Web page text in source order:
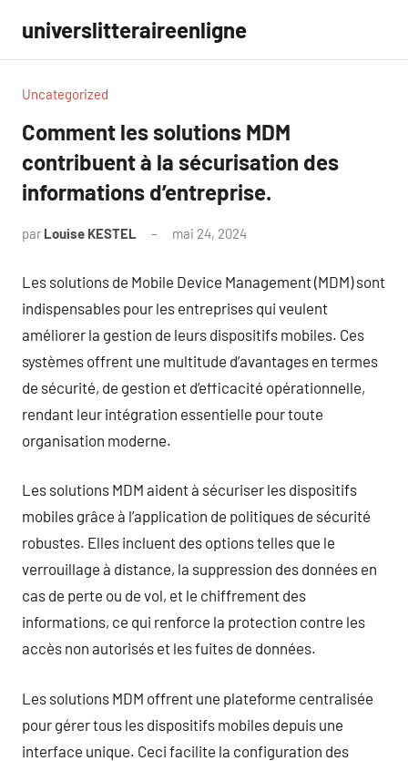
contenu
universlitteraireenligne
Uncategorized
Comment les solutions MDM
contribuent à la sécurisation des
informations d’entreprise.
par Louise KESTEL mai 24, 2024
Les solutions de Mobile Device Management (MDM) sont
indispensables pour les entreprises qui veulent
améliorer la gestion de leurs dispositifs mobiles. Ces
systèmes offrent une multitude d’avantages en termes
de sécurité, de gestion et d’efficacité opérationnelle,
rendant leur intégration essentielle pour toute
organisation moderne.
Les solutions MDM aident à sécuriser les dispositifs
mobiles grâce à l’application de politiques de sécurité
robustes. Elles incluent des options telles que le
verrouillage à distance, la suppression des données en
cas de perte ou de vol, et le chiffrement des
informations, ce qui renforce la protection contre les
accès non autorisés et les fuites de données.
Les solutions MDM offrent une plateforme centralisée
pour gérer tous les dispositifs mobiles depuis une
interface unique. Ceci facilite la configuration des